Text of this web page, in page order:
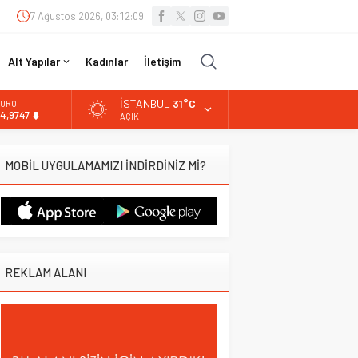
7 Ağustos 2026, 03:12:10
Alt Yapılar Kadınlar İletişim
13.798,82
DOLAR
İSTANBUL 31°C
AÇIK
MOBİL UYGULAMAMIZI İNDİRDİNİZ Mİ?
REKLAM ALANI